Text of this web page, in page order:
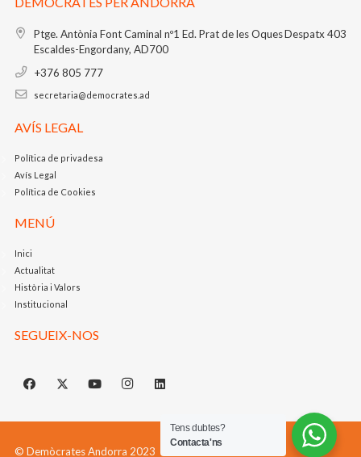
Ptge. Antònia Font Caminal nº1 Ed. Prat de les OquesDespatx 403
Escaldes-Engordany, AD700
+376 805 777
secretaria@democrates.ad
AVÍS LEGAL
Política de privadesa
Avís Legal
Política de Cookies
MENÚ
Inici
Actualitat
Història i Valors
Institucional
SEGUEIX-NOS
© Demòcrates Andorra 2023
Tens dubtes?
Contacta'ns